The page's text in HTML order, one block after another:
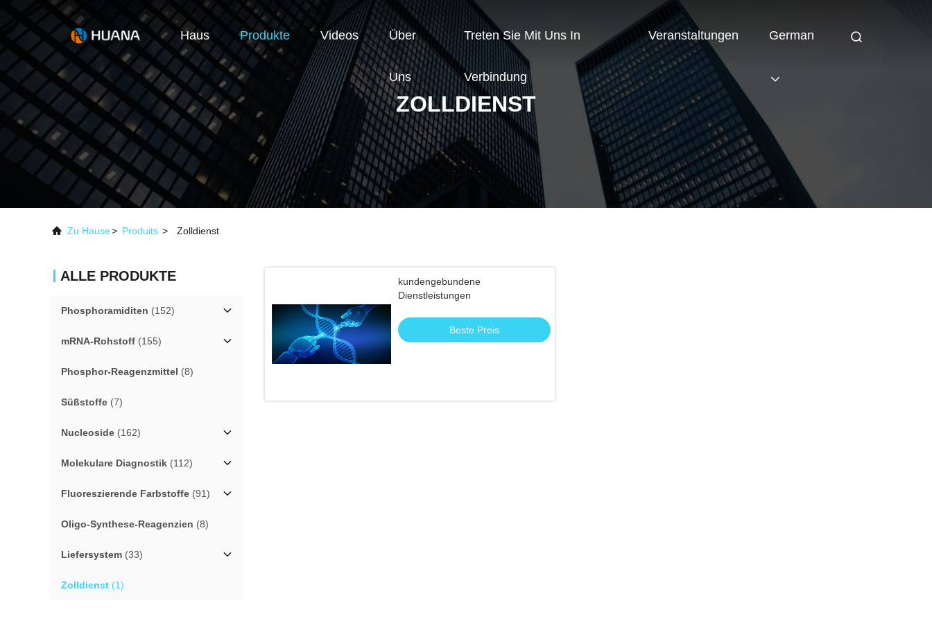
Haus Produkte Videos Über
Uns
Treten Sie Mit Uns In
Verbindung
Veranstaltungen German
ZOLLDIENST
Zu Hause> Produits > Zolldienst
ALLE PRODUKTE
Phosphoramiditen (152)
mRNA-Rohstoff (155)
Phosphor-Reagenzmittel (8)
Süßstoffe (7)
Nucleoside (162)
Molekulare Diagnostik (112)
Fluoreszierende Farbstoffe (91)
Oligo-Synthese-Reagenzien (8)
Liefersystem (33)
Zolldienst (1)
kundengebundene
Dienstleistungen
Beste Preis